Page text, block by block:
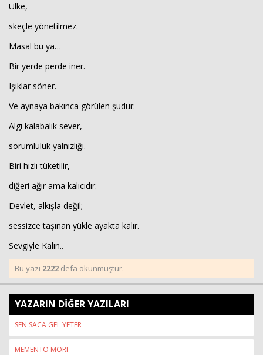
Ülke,
skeçle yönetilmez.
Masal bu ya…
Bir yerde perde iner.
Işıklar söner.
Ve aynaya bakınca görülen şudur:
Algı kalabalık sever,
sorumluluk yalnızlığı.
Biri hızlı tüketilir,
diğeri ağır ama kalıcıdır.
Devlet, alkışla değil;
sessizce taşınan yükle ayakta kalır.
Sevgiyle Kalın..
Bu yazı 2222defa okunmuştur.
YAZARIN DİĞER YAZILARI
SEN SACA GEL YETER
MEMENTO MORI